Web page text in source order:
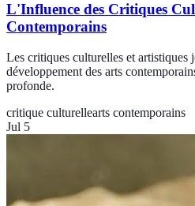
L'Influence des Critiques
Contemporains
Les critiques culturelles et artistiques
développement des arts
profonde.
critique culturellearts contemporains
Jul 5